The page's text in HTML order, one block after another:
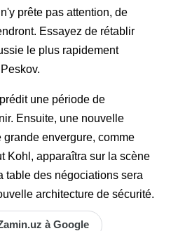
prête pas attention, de
Essayez de rétablir
le plus rapidement
une période de
Ensuite, une nouvelle
envergure, comme
Kohl, apparaîtra sur la scène
table des négociations sera
architecture de sécurité.
à Google